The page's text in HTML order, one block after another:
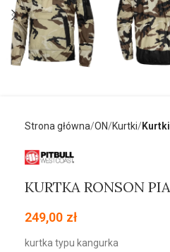
Strona główna ON Kurtki
KURTKA RONSON
249,00 zł
kurtka typu kangurka